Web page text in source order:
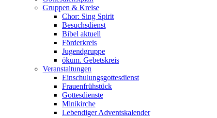
Gruppen & Kreise
Chor: Sing Spirit
Besuchsdienst
Bibel aktuell
Förderkreis
Jugendgruppe
ökum. Gebetskreis
Veranstaltungen
Einschulungsgottesdienst
Frauenfrühstück
Gottesdienste
Minikirche
Lebendiger Adventskalender